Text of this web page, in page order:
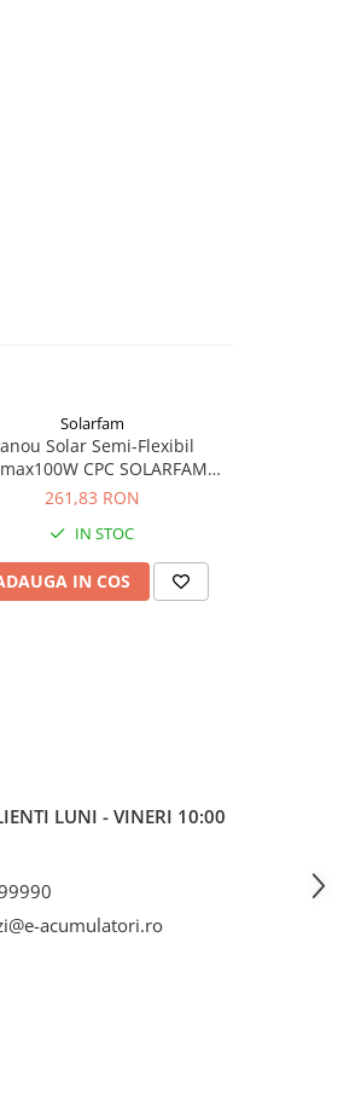
Solarfam
Solar Semi-Flexibil
CPC SOLARFAM
Solarfam-Flex-100
261,83 RON
IN STOC
IN COS
LUNI - VINERI 10:00
acumulatori.ro